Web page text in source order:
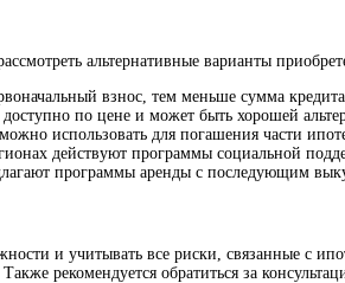
альтернативные варианты
взнос, тем меньше сумма
по цене и может быть хорошей
использовать для погашения части
действуют программы социальной
программы аренды с последующим
и учитывать все риски, связанные с
рекомендуется обратиться за